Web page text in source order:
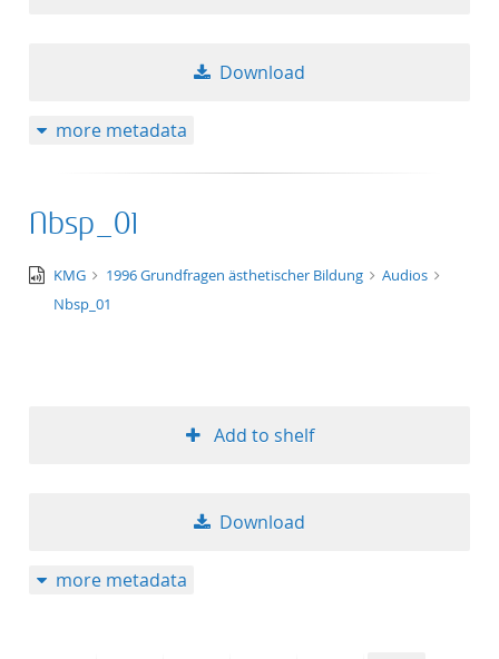
Download
more metadata
Nbsp_01
audio/x-
wav
KMG 1996 Grundfragen ästhetischer Bildung
Audios
Nbsp_01
Add to shelf
Download
more metadata